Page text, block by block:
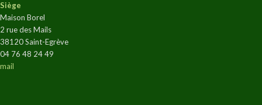
Siège
Maison Borel
2 rue des Mails
38120 Saint-Egrève
04 76 48 24 49
mail